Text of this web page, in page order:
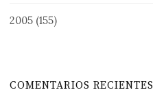
2005 (155)
COMENTARIOS RECIENTES